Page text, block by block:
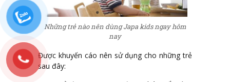
Những trẻ nào nên dùng Japa kids ngay hôm
nay
Được khuyến cáo nên sử dụng cho những trẻ
sau đây: